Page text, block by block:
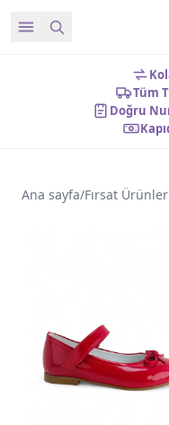
Tüm
Doğru
Ana sayfa/Fırsat